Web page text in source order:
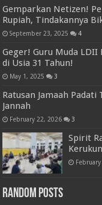
Gemparkan Netizen!
Rupiah, Tindakannya
September 23, 2025 4
Geger! Guru Muda LDII
di Usia 31 Tahun!
May 1, 2025 3
Ratusan Jamaah
Jannah
February 22, 2026 3
Spirit
Random Posts